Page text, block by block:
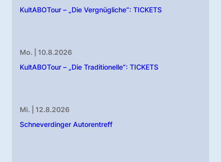
KultABOTour – „Die Vergnügliche“: TICKETS
Mo. | 10.8.2026
KultABOTour – „Die Traditionelle“: TICKETS
Mi. | 12.8.2026
Schneverdinger Autorentreff